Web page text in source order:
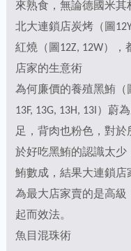
來熟食，無論德國米其
北大連鎖店炭烤（圖
紅燒（圖12Z, 12W），
店家的生意術
為何廉價的養殖黑鮪（
13F, 13G, 13H, 13I）
足，背肉也粉色，對
於好吃黑鮪的認識太少
鮪數成，結果大連鎖店
為最大店家賣的是高級
起而效法。
魚目混珠術